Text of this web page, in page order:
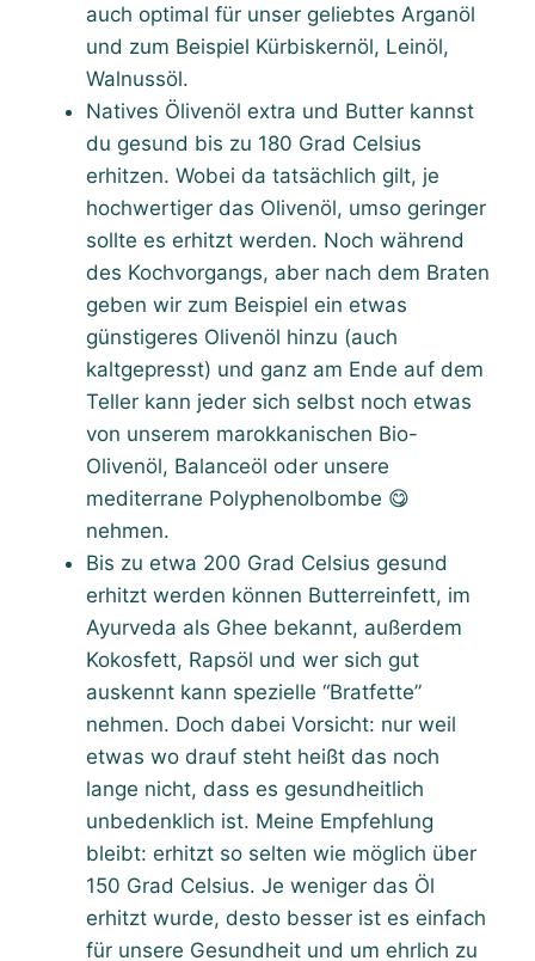
auch optimal für unser geliebtes Arganöl
und zum Beispiel Kürbiskernöl, Leinöl,
Walnussöl.
Natives Ölivenöl extra und Butter kannst
du gesund bis zu 180 Grad Celsius
erhitzen. Wobei da tatsächlich gilt, je
hochwertiger das Olivenöl, umso geringer
sollte es erhitzt werden. Noch während
des Kochvorgangs, aber nach dem Braten
geben wir zum Beispiel ein etwas
günstigeres Olivenöl hinzu (auch
kaltgepresst) und ganz am Ende auf dem
Teller kann jeder sich selbst noch etwas
von unserem marokkanischen Bio-
Olivenöl, Balanceöl oder unsere
mediterrane Polyphenolbombe 😋
nehmen.
Bis zu etwa 200 Grad Celsius gesund
erhitzt werden können Butterreinfett, im
Ayurveda als Ghee bekannt, außerdem
Kokosfett, Rapsöl und wer sich gut
auskennt kann spezielle “Bratfette”
nehmen. Doch dabei Vorsicht: nur weil
etwas wo drauf steht heißt das noch
lange nicht, dass es gesundheitlich
unbedenklich ist. Meine Empfehlung
bleibt: erhitzt so selten wie möglich über
150 Grad Celsius. Je weniger das Öl
erhitzt wurde, desto besser ist es einfach
für unsere Gesundheit und um ehrlich zu